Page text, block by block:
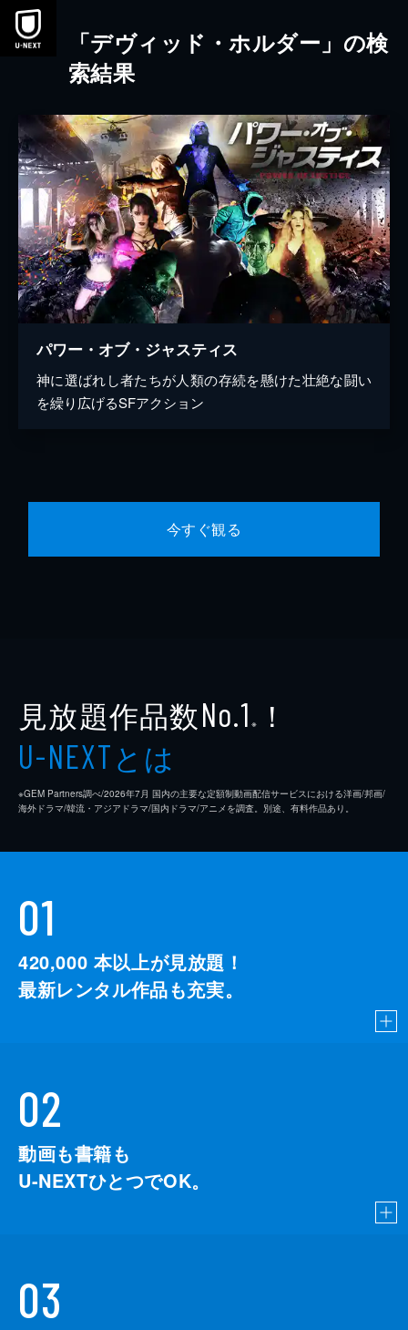
本文へスキップ
「デヴィッド・ホルダー」の検
索結果
パワー・オブ・ジャスティス
神に選ばれし者たちが人類の存続を懸けた壮絶な闘い
を繰り広げるSFアクション
今すぐ観る
見放題作品数No.1 ※ ！
U-NEXTとは
※GEM Partners調べ/2026年7⽉ 国内の主要な定額制動画配信サービスにおける洋画/邦画/
海外ドラマ/韓流・アジアドラマ/国内ドラマ/アニメを調査。別途、有料作品あり。
01
420,000 本以上が見放題！
最新レンタル作品も充実。
02
動画も書籍も
U-NEXTひとつでOK。
03